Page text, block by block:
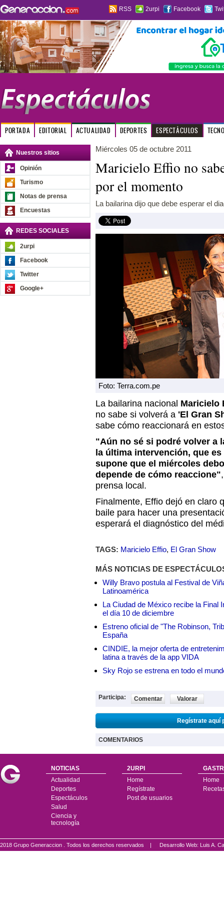
RSS 2urpi Facebook
PORTADA EDITORIAL ACTUALIDAD DEPORTES ESPECTÁCULOS
Nuestros sitios
Opinión
Turismo
Notas de prensa
Encuestas
REDES SOCIALES
2urpi
Facebook
Twitter
Google+
Miércoles 05 de octubre 2011
Maricielo Effio no
por el momento
La bailarina dijo que debe esperar el
Foto: Terra.com.pe
La bailarina nacional Maricielo
no sabe si volverá a 'El Gran
sabe cómo reaccionará en
"Aún no sé si podré volver a
la última intervención, que
supone que el miércoles
depende de cómo reaccione"
prensa local.
Finalmente, Effio dejó en claro
baile para hacer una
esperará el diagnóstico del
TAGS: Maricielo Effio, El Gran Show
MÁS NOTICIAS DE
Willy Bravo postula al Festival de
Latinoamérica
La Ciudad de México recibe la Final
el día 10 de diciembre
Estreno oficial de "The Robinson,
España
CINDIE, la mejor oferta de
latina a través de la app VIDA
Sky Rojo se estrena en todo el
Participa: Comentar Valorar
Regístrate aquí
COMENTARIOS
NOTICIAS
Actualidad
Deportes
Espectáculos
Salud
Ciencia y
tecnología
2URPI
Home
Regístrate
Post de usuarios
Home
2018 Grupo Generaccion . Todos los derechos reservados | Desarrollo Web: Luis